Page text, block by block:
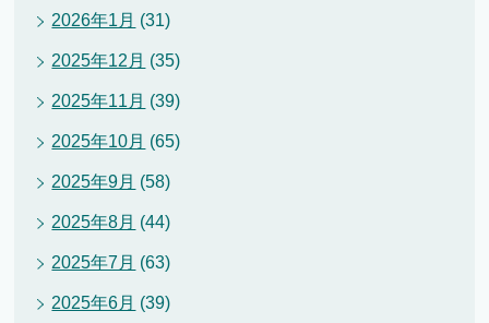
2026年1月 (31)
2025年12月 (35)
2025年11月 (39)
2025年10月 (65)
2025年9月 (58)
2025年8月 (44)
2025年7月 (63)
2025年6月 (39)